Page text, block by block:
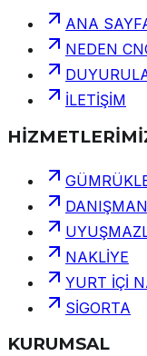
ANA
NEDEN
İLETİŞİM
NAKLİYE
YURT İÇİ
SİGORTA
KURUMSAL